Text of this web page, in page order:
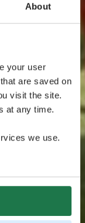
About
your user
are saved on
visit the site.
at any time.
we use.